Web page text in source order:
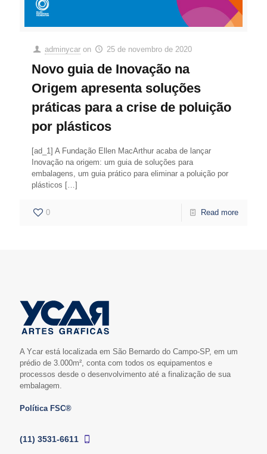
adminycar on 25 de novembro de 2020
Novo guia de Inovação na
Origem apresenta soluções
práticas para a crise de poluição
por plásticos
[ad_1] A Fundação Ellen MacArthur acaba de lançar
Inovação na origem: um guia de soluções para
embalagens, um guia prático para eliminar a poluição por
plásticos […]
0 Read more
A Ycar está localizada em São Bernardo do Campo-SP, em um
prédio de 3.000m², conta com todos os equipamentos e
processos desde o desenvolvimento até a finalização de sua
embalagem.
Política FSC®
(11) 3531-6611